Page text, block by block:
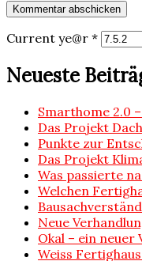
Current ye@r *
Neueste
Smarthome 2.0
Das Projekt
Punkte zur
Das Projekt
Was passierte
Welchen
Neue
Okal – ein neuer
Weiss